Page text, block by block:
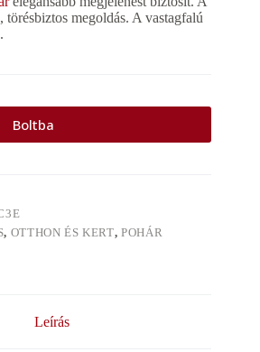
megoldás. A vastagfalú
Boltba
, OTTHON ÉS KERT,POHÁR
Leírás